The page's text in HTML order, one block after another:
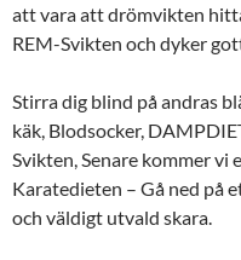
att vara att drömvikten
REM-Svikten och dyker
Stirra dig blind på andras
käk, Blodsocker,
Svikten, Senare kommer
Karatedieten – Gå ned på
och väldigt utvald skara.